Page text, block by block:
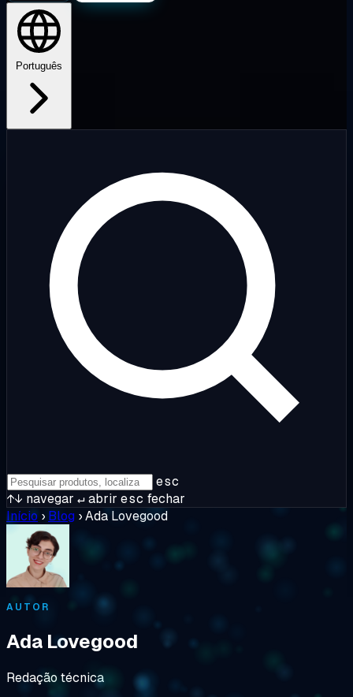
Português
esc
↑↓ navegar ↵abrir esc fechar
Início › Blog ›Ada Lovegood
AUTOR
Ada Lovegood
Redação técnica